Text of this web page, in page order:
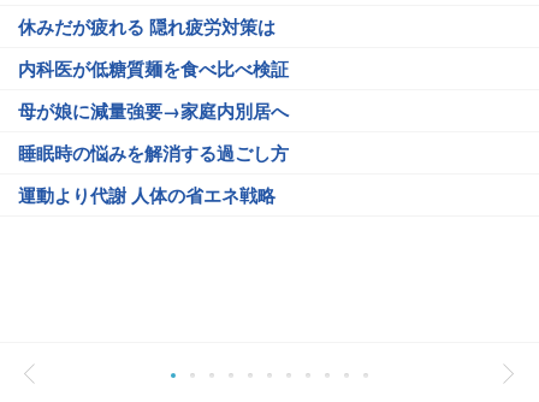
休みだが疲れる 隠れ疲労対策は
内科医が低糖質麺を食べ比べ検証
母が娘に減量強要→家庭内別居へ
睡眠時の悩みを解消する過ごし方
運動より代謝 人体の省エネ戦略